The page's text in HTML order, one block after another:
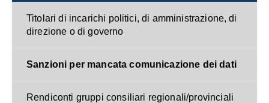
Titolari di incarichi politici, di amministrazione, di
direzione o di governo
Sanzioni per mancata comunicazione dei dati
Rendiconti gruppi consiliari regionali/provinciali